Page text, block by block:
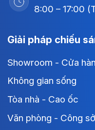
8:00 – 17:00
Giải pháp chiếu
Showroom - Cửa
Không gian sống
Tòa nhà - Cao ốc
Văn phòng - Công sở